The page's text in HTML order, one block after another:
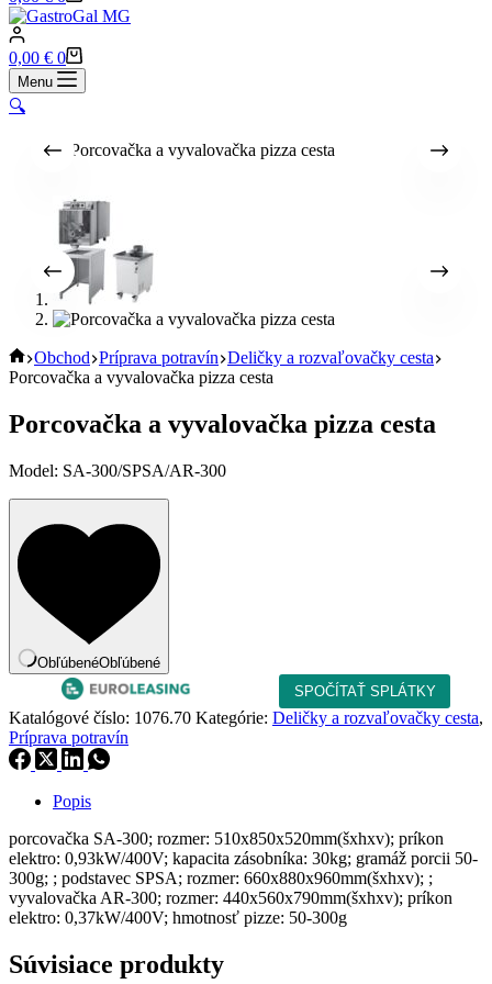
cart
Shopping
cart
0,00 € 0
Menu
🔍
Home
Obchod Príprava potravín Deličky a rozvaľovačky cesta
Porcovačka a vyvalovačka pizza cesta
Porcovačka a vyvalovačka pizza cesta
Model: SA-300/SPSA/AR-300
ObľúbenéObľúbené
Katalógové číslo: 1076.70 Kategórie: Deličky a rozvaľovačky cesta,
Príprava potravín
Popis
porcovačka SA-300; rozmer: 510x850x520mm(šxhxv); príkon
elektro: 0,93kW/400V; kapacita zásobníka: 30kg; gramáž porcii 50-
300g; ; podstavec SPSA; rozmer: 660x880x960mm(šxhxv); ;
vyvalovačka AR-300; rozmer: 440x560x790mm(šxhxv); príkon
elektro: 0,37kW/400V; hmotnosť pizze: 50-300g
Súvisiace produkty